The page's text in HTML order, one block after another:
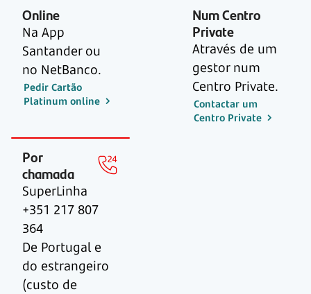
Online
Na App
Santander ou
no NetBanco.
Pedir Cartão
Platinum online
Num Centro
Private
Através de um
gestor num
Centro Private.
Contactar um
Centro Private
Por
chamada
SuperLinha
+351 217 807
364
De Portugal e
do estrangeiro
(custo de